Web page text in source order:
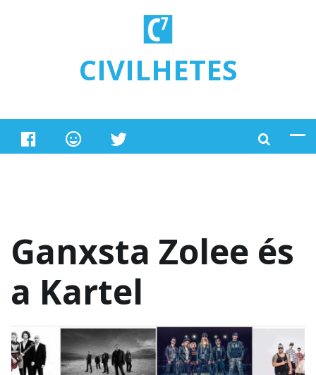
CIVILHETES
Ganxsta Zolee és
a Kartel